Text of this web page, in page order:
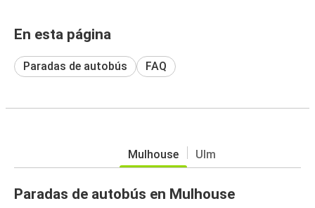
En esta página
Paradas de autobús FAQ
Mulhouse Ulm
Paradas de autobús en Mulhouse